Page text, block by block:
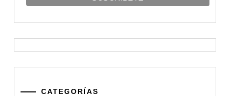
CATEGORÍAS